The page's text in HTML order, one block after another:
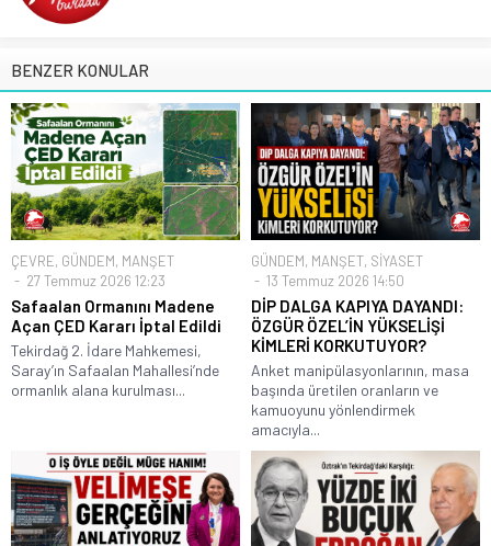
BENZER KONULAR
ÇEVRE, GÜNDEM, MANŞET
27 Temmuz 2026 12:23
Safaalan Ormanını Madene
Açan ÇED Kararı İptal Edildi
Tekirdağ 2. İdare Mahkemesi,
Saray’ın Safaalan Mahallesi’nde
ormanlık alana kurulması...
GÜNDEM, MANŞET, SİYASET
13 Temmuz 2026 14:50
DİP DALGA KAPIYA DAYANDI:
ÖZGÜR ÖZEL’İN YÜKSELİŞİ
KİMLERİ KORKUTUYOR?
Anket manipülasyonlarının, masa
başında üretilen oranların ve
kamuoyunu yönlendirmek
amacıyla...